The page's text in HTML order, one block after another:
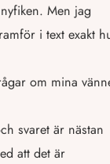
Men jag
i text exakt
om mina
svaret är nästan
att det är